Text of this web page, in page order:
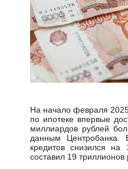
На начало февраля
по ипотеке впервые
миллиардов рублей
данным
кредитов снизился
составил 19 триллионов